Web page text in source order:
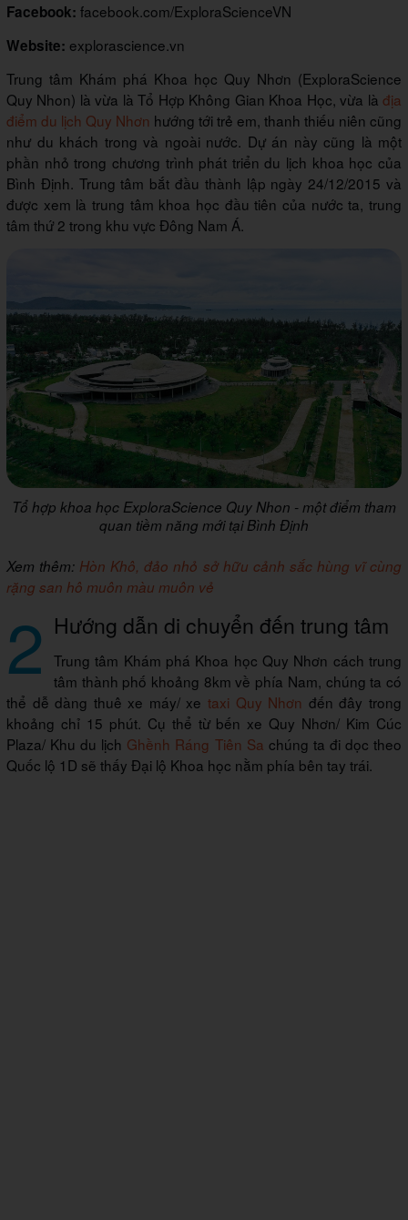
Facebook: facebook.com/ExploraScienceVN
Website: explorascience.vn
Trung tâm Khám phá Khoa học Quy Nhơn (ExploraScience
Quy Nhon) là vừa là Tổ Hợp Không Gian Khoa Học, vừa là địa
điểm du lịch Quy Nhơn hướng tới trẻ em, thanh thiếu niên cũng
như du khách trong và ngoài nước. Dự án này cũng là một
phần nhỏ trong chương trình phát triển du lịch khoa học của
Bình Định. Trung tâm bắt đầu thành lập ngày 24/12/2015 và
được xem là trung tâm khoa học đầu tiên của nước ta, trung
tâm thứ 2 trong khu vực Đông Nam Á.
Tổ hợp khoa học ExploraScience Quy Nhon - một điểm tham
quan tiềm năng mới tại Bình Định
Xem thêm: Hòn Khô, đảo nhỏ sở hữu cảnh sắc hùng vĩ cùng
rặng san hô muôn màu muôn vẻ
2 Hướng dẫn di chuyển đến trung tâm
Trung tâm Khám phá Khoa học Quy Nhơn cách trung
tâm thành phố khoảng 8km về phía Nam, chúng ta có
thể dễ dàng thuê xe máy/ xetaxi Quy Nhơn đến đây trong
khoảng chỉ 15 phút. Cụ thể từ bến xe Quy Nhơn/ Kim Cúc
Plaza/ Khu du lịch Ghềnh Ráng Tiên Sa chúng ta đi dọc theo
Quốc lộ 1D sẽ thấy Đại lộ Khoa học nằm phía bên tay trái.